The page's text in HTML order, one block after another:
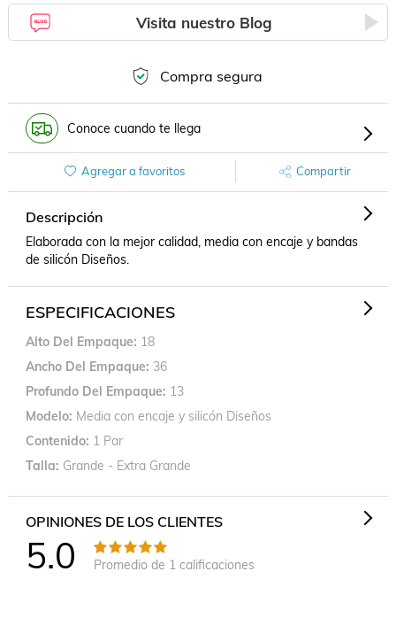
Visita nuestro Blog
Compra segura
Conoce cuando te llega
Agregar a favoritos Compartir
Descripción
Elaborada con la mejor calidad, media con encaje y bandas
de silicón Diseños.
ESPECIFICACIONES
Alto Del Empaque
18
Ancho Del Empaque 36
Profundo Del Empaque
13
Modelo Media con encaje y silicón Diseños
Contenido 1 Par
Talla Grande - Extra Grande
OPINIONES DE LOS CLIENTES
5.0 Promedio de 1 calificaciones